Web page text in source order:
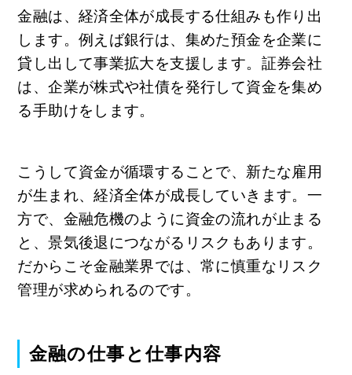
金融は、経済全体が成長する仕組みも作り出
します。例えば銀行は、集めた預金を企業に
貸し出して事業拡大を支援します。証券会社
は、企業が株式や社債を発行して資金を集め
る手助けをします。
こうして資金が循環することで、新たな雇用
が生まれ、経済全体が成長していきます。一
方で、金融危機のように資金の流れが止まる
と、景気後退につながるリスクもあります。
だからこそ金融業界では、常に慎重なリスク
管理が求められるのです。
金融の仕事と仕事内容